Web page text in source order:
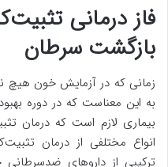
فاز درمانی
بازگشت سرطان
زمانی که در آزمایش خون هیچ
به این معناست که در دوره
بیماری لازم است که درمان
انواع مختلفی از درمان
ترکیبی از داروهای